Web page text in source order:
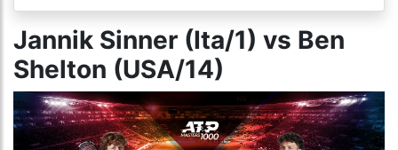
Jannik Sinner (Ita/1) vs Ben
Shelton (USA/14)